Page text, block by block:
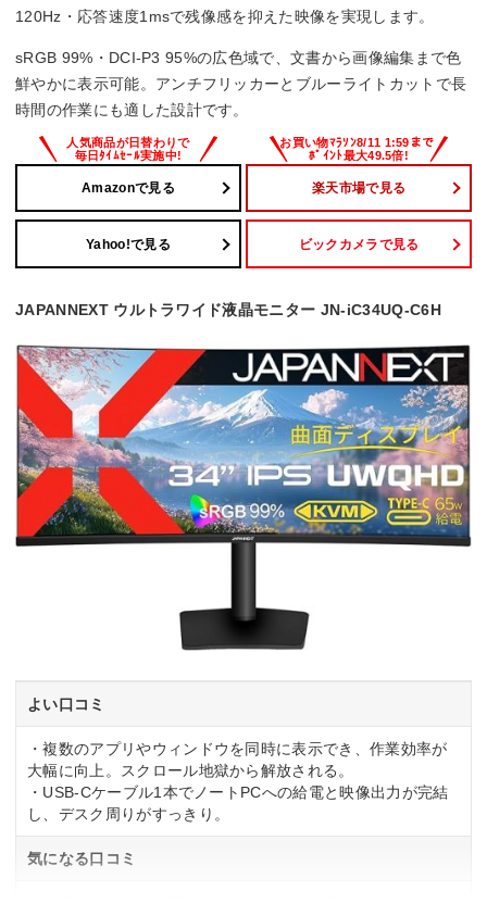
120Hz・応答速度1msで残像感を抑えた映像を実現します。
sRGB 99%・DCI-P3 95%の広色域で、文書から画像編集まで色
鮮やかに表示可能。アンチフリッカーとブルーライトカットで長
時間の作業にも適した設計です。
Amazonで見る 楽天市場で見る
Yahoo!で見る ビックカメラで見る
JAPANNEXT ウルトラワイド液晶モニター JN-iC34UQ-C6H
よい口コミ
・複数のアプリやウィンドウを同時に表示でき、作業効率が
大幅に向上。スクロール地獄から解放される。
・USB-Cケーブル1本でノートPCへの給電と映像出力が完結
し、デスク周りがすっきり。
気になる口コミ